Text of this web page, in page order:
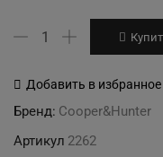
Количество
Cooper&Hunter
S09FTXAM2S-
SC
Добавить в избранное
Бренд: Cooper&Hunter
Артикул 2262